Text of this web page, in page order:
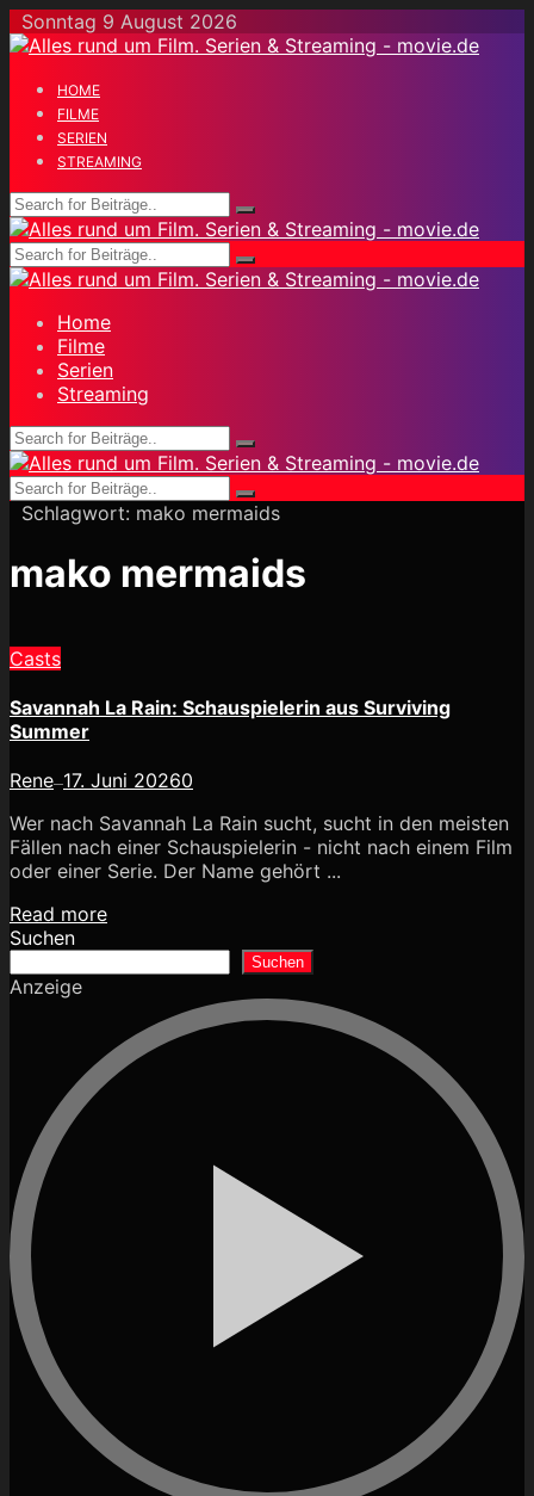
Skip
to
Sonntag 9 August 2026
HOME
FILME
SERIEN
STREAMING
Home
Filme
Serien
Streaming
Schlagwort: mako mermaids
mako mermaids
Casts
Savannah La Rain: Schauspielerin aus Surviving
Summer
Rene—17. Juni 20260
Wer nach Savannah La Rain sucht, sucht in den meisten
Fällen nach einer Schauspielerin - nicht nach einem Film
oder einer Serie. Der Name gehört ...
Read more
Suchen
Suchen
Anzeige